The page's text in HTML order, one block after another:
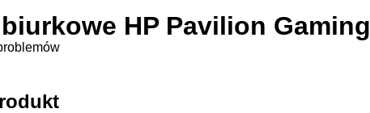
HP Pavilion Gaming